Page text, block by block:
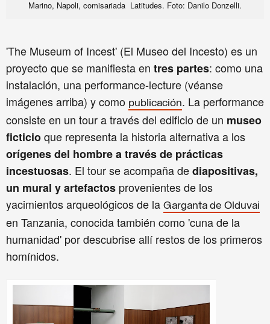
Marino, Napoli, comisariada Latitudes. Foto: Danilo Donzelli.
'The Museum of Incest' (El Museo del Incesto) es un
proyecto que se manifiesta en tres partes: como una
instalación, una performance-lecture (véanse
imágenes arriba) y como publicación. La performance
consiste en un tour a través del edificio de un museo
ficticioque representa la historia alternativa a los
orígenes del hombre a través de prácticas
incestuosas. El tour se acompaña dediapositivas,
un mural y artefactos provenientes de los
yacimientos arqueológicos de la Garganta de Olduvai
en Tanzania, conocida también como 'cuna de la
humanidad' por descubrise allí restos de los primeros
homínidos.